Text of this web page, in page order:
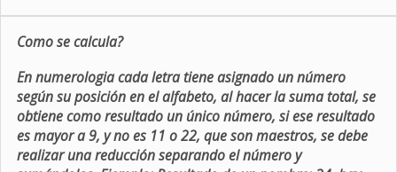
Como se calcula?
En numerologia cada letra tiene asignado un número
según su posición en el alfabeto, al hacer la suma total, se
obtiene como resultado un único número, si ese resultado
es mayor a 9, y no es 11 o 22, que son maestros, se debe
realizar una reducción separando el número y